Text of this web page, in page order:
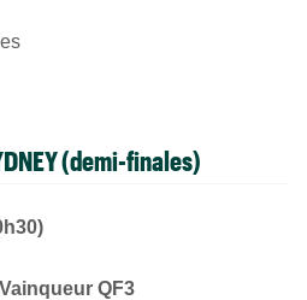
(demi-finales)
Vainqueur QF3